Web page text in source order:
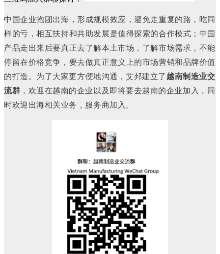
中国企业抱团出海，形成规模效应，避免走重复的路，吃同
样的亏，相互扶持和共助发展是值得探索的合作模式；中国
产品走出来后要真正去了解本土市场，了解市场需求，不能
停留在价格竞争，要去做真正意义上的市场营销和品牌价值
的打造。 为了大家更方便地沟通，艾邦建立了越南制造业交
流群 ，欢迎在越南的企业以及即将要去越南的企业加入，同
时欢迎出海相关业务，服务商加入。